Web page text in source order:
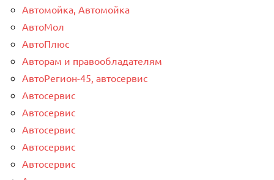
Автомойка, Автомойка
АвтоМол
АвтоПлюс
Авторам и правообладателям
АвтоРегион-45, автосервис
Автосервис
Автосервис
Автосервис
Автосервис
Автосервис